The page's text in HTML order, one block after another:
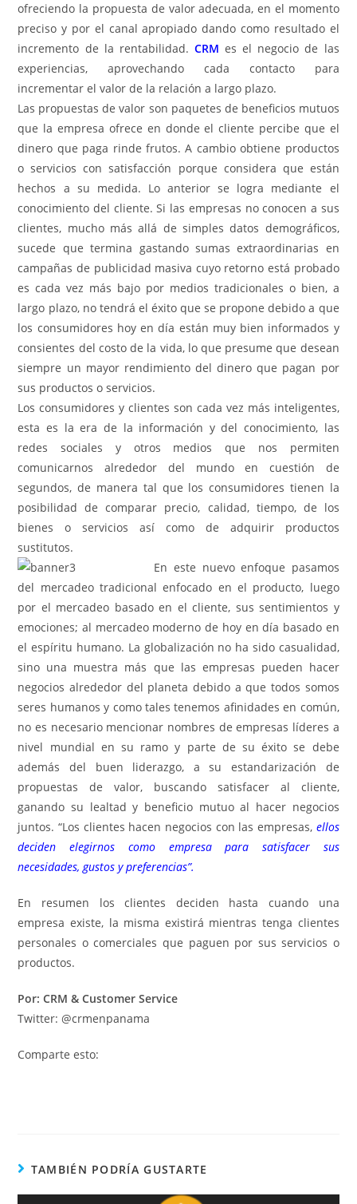
ofreciendo la propuesta de valor adecuada, en el momento
preciso y por el canal apropiado dando como resultado el
incremento de la rentabilidad. CRM es el negocio de las
experiencias, aprovechando cada contacto para
incrementar el valor de la relación a largo plazo.
Las propuestas de valor son paquetes de beneficios mutuos
que la empresa ofrece en donde el cliente percibe que el
dinero que paga rinde frutos. A cambio obtiene productos
o servicios con satisfacción porque considera que están
hechos a su medida. Lo anterior se logra mediante el
conocimiento del cliente. Si las empresas no conocen a sus
clientes, mucho más allá de simples datos demográficos,
sucede que termina gastando sumas extraordinarias en
campañas de publicidad masiva cuyo retorno está probado
es cada vez más bajo por medios tradicionales o bien, a
largo plazo, no tendrá el éxito que se propone debido a que
los consumidores hoy en día están muy bien informados y
consientes del costo de la vida, lo que presume que desean
siempre un mayor rendimiento del dinero que pagan por
sus productos o servicios.
Los consumidores y clientes son cada vez más inteligentes,
esta es la era de la información y del conocimiento, las
redes sociales y otros medios que nos permiten
comunicarnos alrededor del mundo en cuestión de
segundos, de manera tal que los consumidores tienen la
posibilidad de comparar precio, calidad, tiempo, de los
bienes o servicios así como de adquirir productos
sustitutos.
En este nuevo enfoque pasamos
del mercadeo tradicional enfocado en el producto, luego
por el mercadeo basado en el cliente, sus sentimientos y
emociones; al mercadeo moderno de hoy en día basado en
el espíritu humano. La globalización no ha sido casualidad,
sino una muestra más que las empresas pueden hacer
negocios alrededor del planeta debido a que todos somos
seres humanos y como tales tenemos afinidades en común,
no es necesario mencionar nombres de empresas líderes a
nivel mundial en su ramo y parte de su éxito se debe
además del buen liderazgo, a su estandarización de
propuestas de valor, buscando satisfacer al cliente,
ganando su lealtad y beneficio mutuo al hacer negocios
juntos. “Los clientes hacen negocios con las empresas, ellos
deciden elegirnos como empresa para satisfacer sus
necesidades, gustos y preferencias”.
En resumen los clientes deciden hasta cuando una
empresa existe, la misma existirá mientras tenga clientes
personales o comerciales que paguen por sus servicios o
productos.
Por: CRM & Customer Service
Twitter: @crmenpanama
Comparte esto:
TAMBIÉN PODRÍA GUSTARTE